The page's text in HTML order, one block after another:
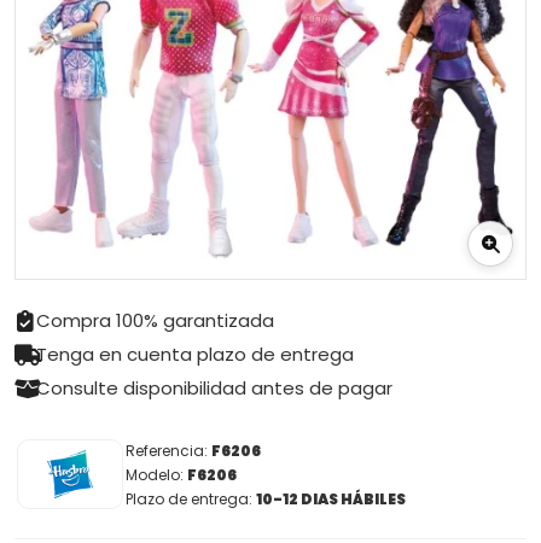
Compra 100% garantizada
Tenga en cuenta plazo de entrega
Consulte disponibilidad antes de pagar
Referencia: F6206
Modelo: F6206
Plazo de entrega: 10-12 DIAS HÁBILES